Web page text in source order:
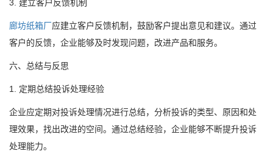
3. 建立客户反馈机制
廊坊纸箱厂应建立客户反馈机制，鼓励客户提出意见和建议。通过
客户的反馈，企业能够及时发现问题，改进产品和服务。
六、总结与反思
1. 定期总结投诉处理经验
企业应定期对投诉处理情况进行总结，分析投诉的类型、原因和处
理效果，找出改进的空间。通过总结经验，企业能够不断提升投诉
处理能力。